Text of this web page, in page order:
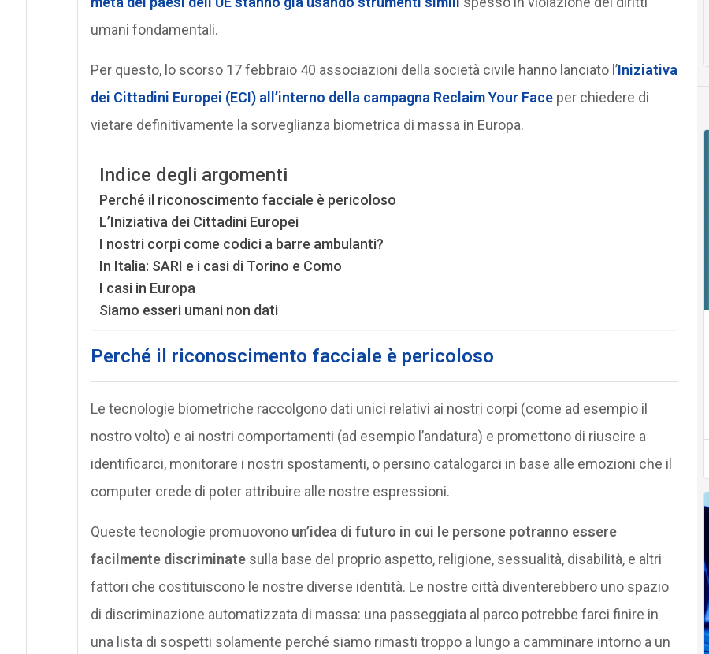
umani fondamentali.
Per questo, lo scorso 17 febbraio 40 associazioni della società civile hanno lanciato l’Iniziativa
dei Cittadini Europei (ECI) all’interno della campagna Reclaim Your Faceper chiedere di
vietare definitivamente la sorveglianza biometrica di massa in Europa.
Indice degli argomenti
Perché il riconoscimento facciale è pericoloso
L’Iniziativa dei Cittadini Europei
I nostri corpi come codici a barre ambulanti?
In Italia: SARI e i casi di Torino e Como
I casi in Europa
Siamo esseri umani non dati
Perché il riconoscimento facciale è pericoloso
Le tecnologie biometriche raccolgono dati unici relativi ai nostri corpi (come ad esempio il
nostro volto) e ai nostri comportamenti (ad esempio l’andatura) e promettono di riuscire a
identificarci, monitorare i nostri spostamenti, o persino catalogarci in base alle emozioni che il
computer crede di poter attribuire alle nostre espressioni.
Queste tecnologie promuovono un’idea di futuro in cui le persone potranno essere
facilmente discriminatesulla base del proprio aspetto, religione, sessualità, disabilità, e altri
fattori che costituiscono le nostre diverse identità. Le nostre città diventerebbero uno spazio
di discriminazione automatizzata di massa: una passeggiata al parco potrebbe farci finire in
una lista di sospetti solamente perché siamo rimasti troppo a lungo a camminare intorno a un